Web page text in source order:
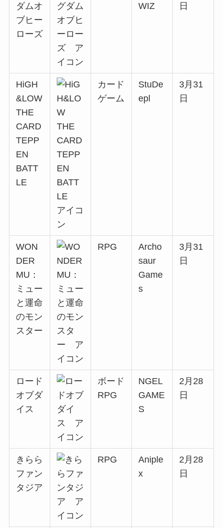
ダムオ
ブヒー
ローズ
WIZ
日
HiGH
&LOW
THE
CARD
TEPP
EN
BATT
LE
カード
ゲーム
StuDe
epl
3月31
日
WON
DER
MU：
ミュー
と運命
のモン
スター
RPG
Archo
saur
Game
s
3月31
日
ロード
オブダ
イス
ボード
RPG
NGEL
GAME
S
2月28
日
きらら
ファン
タジア
RPG
Aniple
x
2月28
日